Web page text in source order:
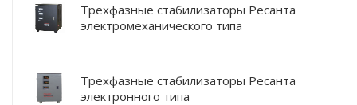
Трехфазные стабилизаторы Ресанта
электромеханического типа
Трехфазные стабилизаторы Ресанта
электронного типа